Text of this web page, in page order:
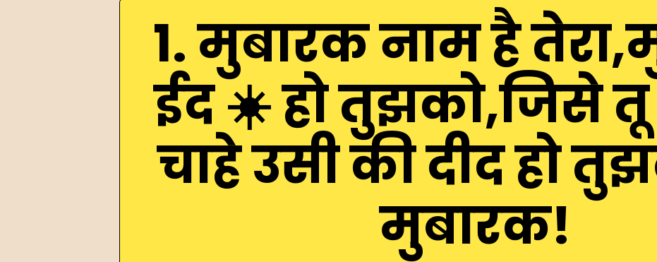
1. मुबारक नाम है
ईद ☀️ हो तुझको,जिसे
चाहे उसी की दीद हो
मुबारक!